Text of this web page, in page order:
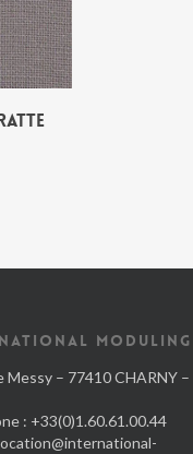
MODULING
Messy – 77410 CHARNY –
: +33(0)1.60.61.00.44